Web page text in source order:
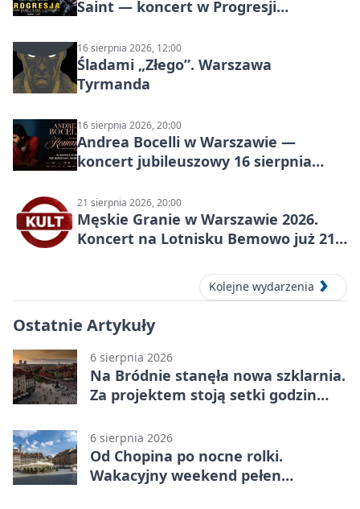
Saint — koncert w Progresji
16 sierpnia 2026, 12:00
Śladami „Złego”. Warszawa
Tyrmanda
16 sierpnia 2026, 20:00
Andrea Bocelli w Warszawie —
koncert jubileuszowy 16 sierpnia
21 sierpnia 2026, 20:00
Męskie Granie w Warszawie 2026.
Koncert na Lotnisku Bemowo już 21
Kolejne wydarzenia
Ostatnie Artykuły
6 sierpnia 2026
Na Bródnie stanęła nowa szklarnia.
Za projektem stoją setki godzin
6 sierpnia 2026
Od Chopina po nocne rolki.
Wakacyjny weekend pełen